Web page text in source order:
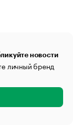
новости
личный бренд